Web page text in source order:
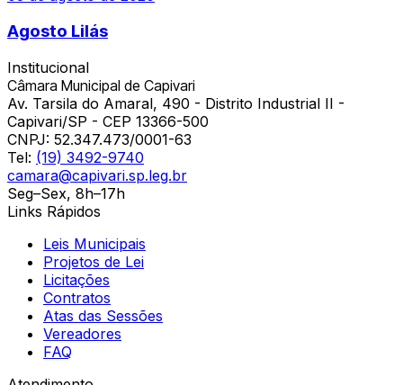
Agosto Lilás
Institucional
Câmara Municipal de Capivari
Av. Tarsila do Amaral, 490 - Distrito Industrial II -
Capivari/SP - CEP 13366-500
CNPJ: 52.347.473/0001-63
Tel: (19) 3492-9740
camara@capivari.sp.leg.br
Seg–Sex, 8h–17h
Links Rápidos
Leis Municipais
Projetos de Lei
Licitações
Contratos
Atas das Sessões
Vereadores
FAQ